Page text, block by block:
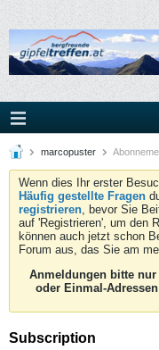
marcopuster
Wenn dies Ihr erster
Häufig gestellte Fragen
registrieren, bevor Sie
auf 'Registrieren', um den
können auch jetzt schon
Forum aus, das Sie am
Anmeldungen bitte nur
oder Einmal-
Subscription